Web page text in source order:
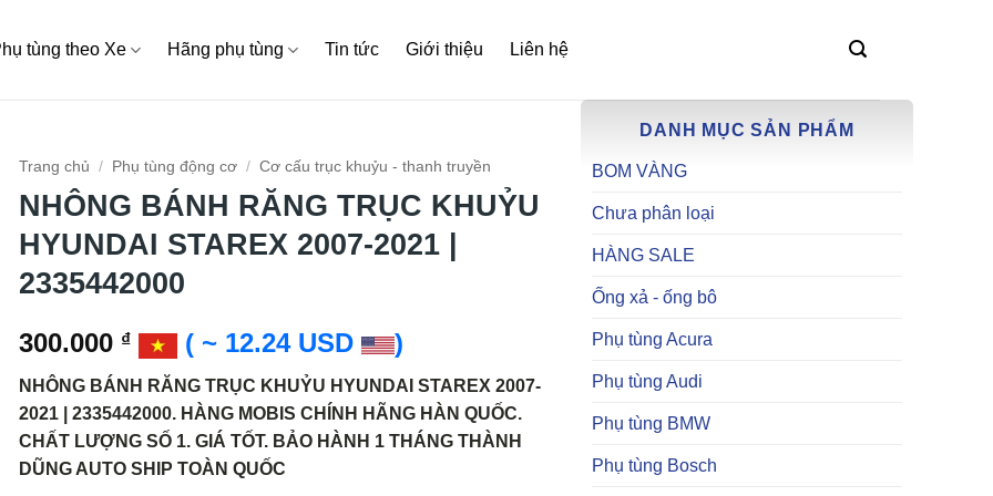
tùng theo Xe Hãng phụ tùng Tin tức Giới thiệu Liên hệ
DANH MỤC SẢN PHẨM
BOM VÀNG
Chưa phân loại
HÀNG SALE
Ống xả - ống bô
Phụ tùng Acura
Phụ tùng Audi
Phụ tùng BMW
Phụ tùng Bosch
Trang chủ / Phụ tùng động cơ / Cơ cấu trục khuỷu - thanh truyền
NHÔNG BÁNH RĂNG TRỤC KHUỶU
HYUNDAI STAREX 2007-2021 |
2335442000
300.000 ₫ ( ~ 12.24 USD )
NHÔNG BÁNH RĂNG TRỤC KHUỶU HYUNDAI STAREX 2007-
2021 | 2335442000. HÀNG MOBIS CHÍNH HÃNG HÀN QUỐC.
CHẤT LƯỢNG SỐ 1. GIÁ TỐT. BẢO HÀNH 1 THÁNG THÀNH
DŨNG AUTO SHIP TOÀN QUỐC